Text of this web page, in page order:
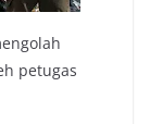
petugas